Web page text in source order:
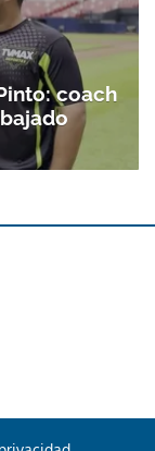
coach